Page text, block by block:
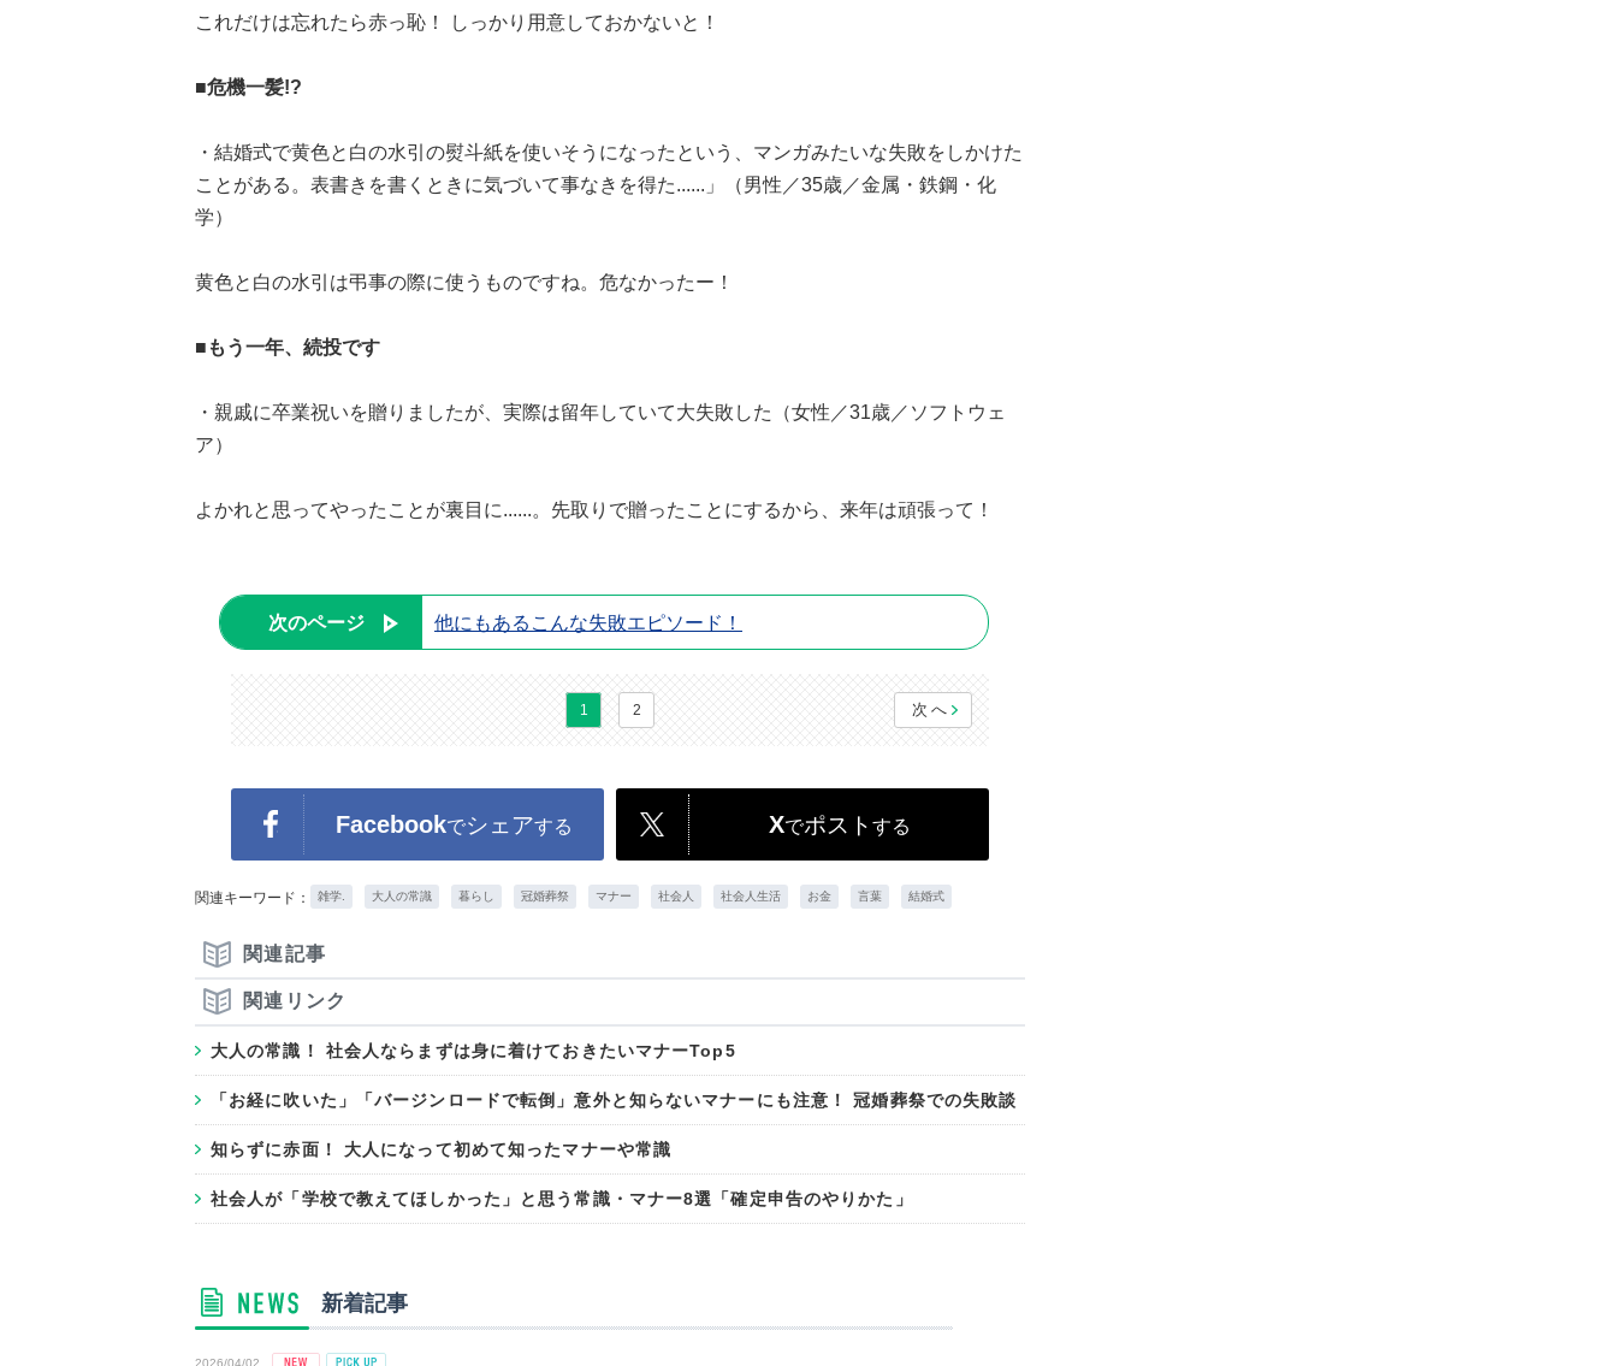
これだけは忘れたら赤っ恥！ しっかり用意しておかないと！
■危機一髪!?
・結婚式で黄色と白の水引の熨斗紙を使いそうになったという、マンガみたいな失敗をしかけた
ことがある。表書きを書くときに気づいて事なきを得た......」（男性／35歳／金属・鉄鋼・化
学）
黄色と白の水引は弔事の際に使うものですね。危なかったー！
■もう一年、続投です
・親戚に卒業祝いを贈りましたが、実際は留年していて大失敗した（女性／31歳／ソフトウェ
ア）
よかれと思ってやったことが裏目に......。先取りで贈ったことにするから、来年は頑張って！
次のページ 他にもあるこんな失敗エピソード！
1 2 次へ
Facebookでシェアする Xでポスト する
関連キーワード： 雑学. 大人の常識 暮らし 冠婚葬祭 マナー 社会人 社会人生活 お金 言葉 結婚式
関連記事
関連リンク
大人の常識！ 社会人ならまずは身に着けておきたいマナーTop5
「お経に吹いた」「バージンロードで転倒」意外と知らないマナーにも注意！ 冠婚葬祭での失敗談
知らずに赤面！ 大人になって初めて知ったマナーや常識
社会人が「学校で教えてほしかった」と思う常識・マナー8選「確定申告のやりかた」
新着記事
2026/04/02